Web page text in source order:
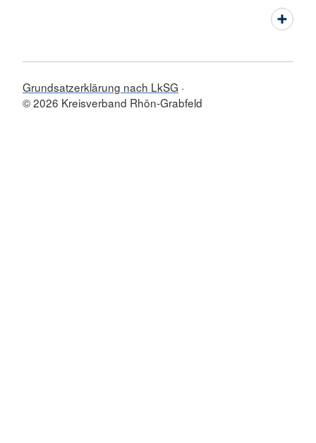
Grundsatzerklärung nach LkSG
© 2026 Kreisverband Rhön-Grabfeld